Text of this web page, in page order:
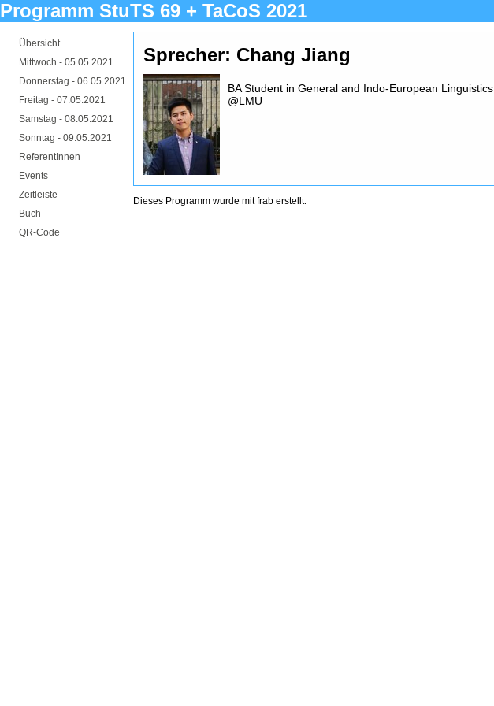
Programm StuTS 69 + TaCoS 2021
Übersicht
Mittwoch - 05.05.2021
Donnerstag - 06.05.2021
Freitag - 07.05.2021
Samstag - 08.05.2021
Sonntag - 09.05.2021
ReferentInnen
Events
Zeitleiste
Buch
QR-Code
Sprecher: Chang Jiang
BA Student in General and Indo-European Linguistics
@LMU
Dieses Programm wurde mitfrab erstellt.